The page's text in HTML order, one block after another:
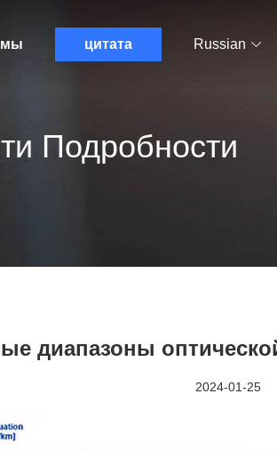
мы цитата Russian
Подробности
диапазоны
2024-01-25